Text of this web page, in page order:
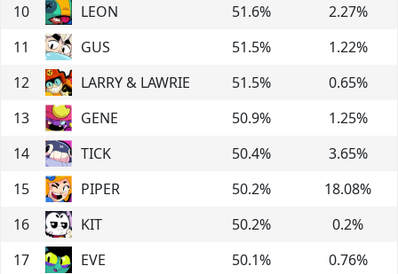
10
LEON 51.6% 2.27%
11
GUS 51.5% 1.22%
12
LARRY & LAWRIE 51.5% 0.65%
13
GENE 50.9% 1.25%
14
TICK 50.4% 3.65%
15
PIPER 50.2% 18.08%
16
KIT 50.2% 0.2%
17
EVE 50.1% 0.76%